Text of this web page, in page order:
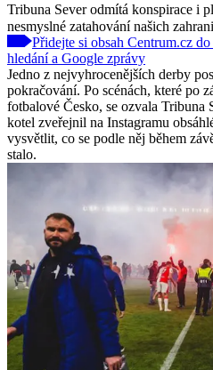
Tribuna Sever odmítá konspirace i
nesmyslné zatahování našich
Přidejte si obsah Centrum.cz
hledání a Google zprávy
Jedno z nejvyhrocenějších derby
pokračování. Po scénách, které po
fotbalové Česko, se ozvala Tribuna
kotel zveřejnil na Instagramu
vysvětlit, co se podle něj během
stalo.